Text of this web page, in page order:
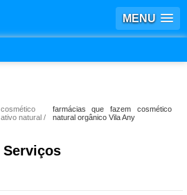
MENU
cosmético
ativo natural
farmácias que fazem cosmético
natural orgânico Vila Any
Serviços